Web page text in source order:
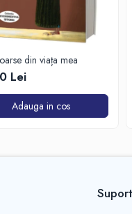
din viața mea
Lei
Adauga in cos